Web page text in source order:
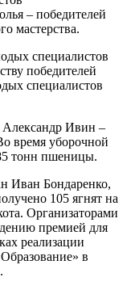
– победителей
мастерства.
специалистов
победителей
специалистов
Ивин –
время уборочной
тонн пшеницы.
Иван Бондаренко,
105 ягнят на
Организаторами
премией для
реализации
в